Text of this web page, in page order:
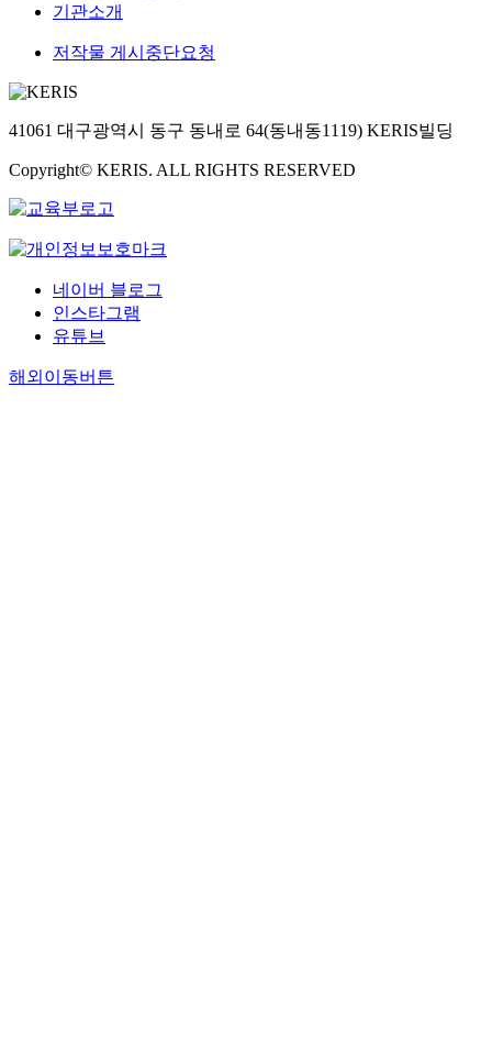
기관소개
저작물 게시중단요청
41061 대구광역시 동구 동내로 64(동내동1119) KERIS빌딩
Copyright© KERIS. ALL RIGHTS RESERVED
네이버 블로그
인스타그램
유튜브
해외이동버튼